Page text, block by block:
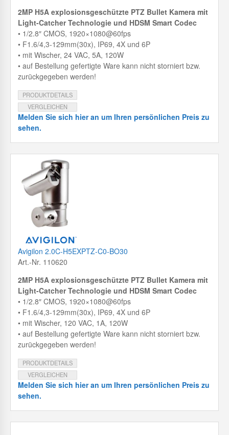
2MP H5A explosionsgeschützte PTZ Bullet Kamera mit
Light-Catcher Technologie und HDSM Smart Codec
• 1/2.8″ CMOS, 1920×1080@60fps
• F1.6/4,3-129mm(30x), IP69, 4X und 6P
• mit Wischer, 24 VAC, 5A, 120W
• auf Bestellung gefertigte Ware kann nicht storniert bzw.
zurückgegeben werden!
PRODUKTDETAILS
VERGLEICHEN
Melden Sie sich hier an um Ihren persönlichen Preis zu
sehen.
Avigilon 2.0C-H5EXPTZ-C0-BO30
Art.-Nr. 110620
2MP H5A explosionsgeschützte PTZ Bullet Kamera mit
Light-Catcher Technologie und HDSM Smart Codec
• 1/2.8″ CMOS, 1920×1080@60fps
• F1.6/4,3-129mm(30x), IP69, 4X und 6P
• mit Wischer, 120 VAC, 1A, 120W
• auf Bestellung gefertigte Ware kann nicht storniert bzw.
zurückgegeben werden!
PRODUKTDETAILS
VERGLEICHEN
Melden Sie sich hier an um Ihren persönlichen Preis zu
sehen.